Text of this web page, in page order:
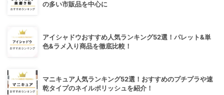
の多い市販品を中心に
アイシャドウおすすめ人気ランキング52選！パレット&単
色&ラメ入り商品を徹底比較！
マニキュア人気ランキング52選！おすすめのプチプラや速
乾タイプのネイルポリッシュを紹介！